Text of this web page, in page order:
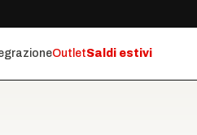
OutletSaldi estivi